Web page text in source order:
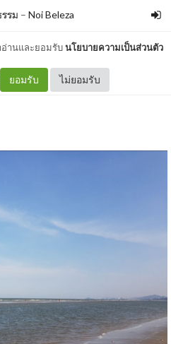
อ่านและยอมรับนโยบายความเป็นส่วนตัว
ยอมรับ ไม่ยอมรับ
รม – Noi Beleza
าน ที่ลืมไป